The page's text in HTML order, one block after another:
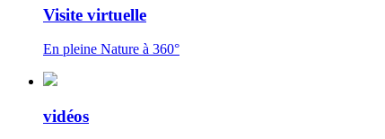
Visite virtuelle
En pleine Nature à 360°
vidéos